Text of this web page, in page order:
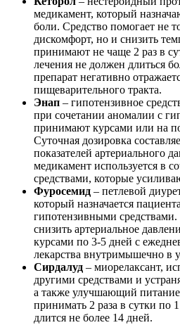
медикамент, который
боли. Средство помогает не
дискомфорт, но и снизить
принимают не чаще 2 раз в
лечения не должен длиться
препарат негативно
пищеварительного тракта.
Энап – гипотензивное
при сочетании аномалии с
принимают курсами или на
Суточная дозировка
показателей артериального
медикамент используется в
средствами, которые
Фуросемид – петлевой
который назначается
гипотензивными средствами.
снизить артериальное
курсами по 3-5 дней с
лекарства внутримышечно в
Сирдалуд – миорелаксант,
другими средствами и
а также улучшающий питание
принимать 2 раза в сутки по
длится не более 14 дней.